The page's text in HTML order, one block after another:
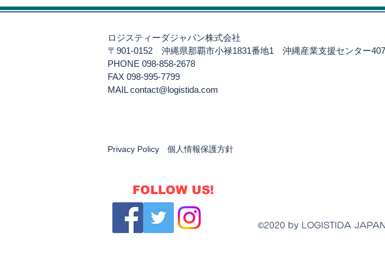
安さだけで選ぶリスク～
ける保険の『
ロジスティーダジャパン株式会社
〒901-0152 沖縄県那覇市小禄1831番地1 沖縄産業支援センター407
PHONE 098-858-2678
FAX 098-995-7799
​MAILcontact@logistida.com
Privacy Policy 個人情報保護方針
FOLLOW US!
©2020 by LOGISTIDA